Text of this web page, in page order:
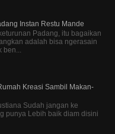
Instan Restu Mande
Padang, itu bagaikan
adalah bisa ngerasain
ben...
Kreasi Sambil Makan-
Sudah jangan ke
punya Lebih baik diam disini